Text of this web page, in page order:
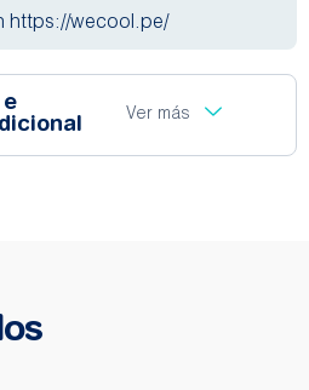
https://wecool.pe/
Ver más